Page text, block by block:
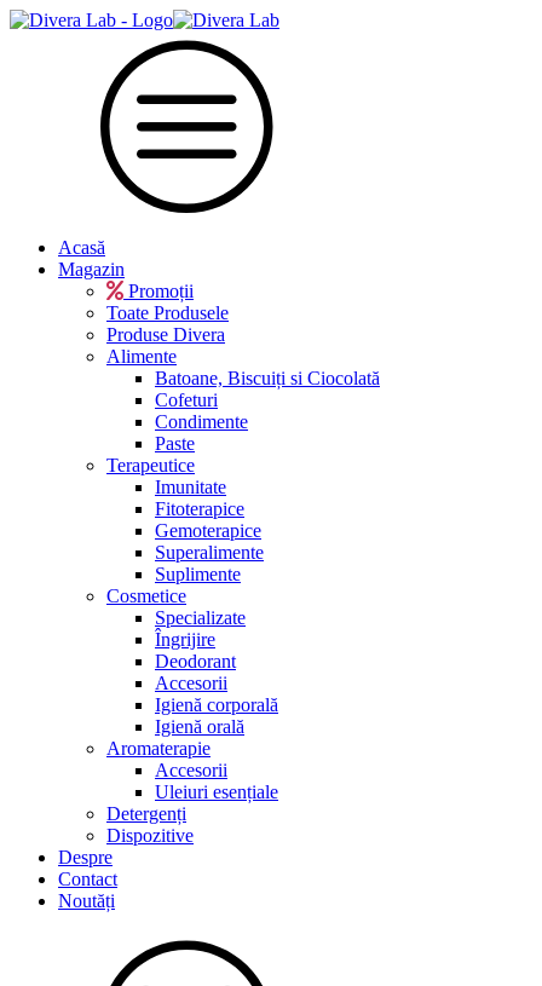
Acasă
Magazin
Promoții
Toate Produsele
Produse Divera
Alimente
Batoane, Biscuiți si Ciocolată
Cofeturi
Condimente
Paste
Terapeutice
Imunitate
Fitoterapice
Gemoterapice
Superalimente
Suplimente
Cosmetice
Specializate
Îngrijire
Deodorant
Accesorii
Igienă corporală
Igienă orală
Aromaterapie
Accesorii
Uleiuri esențiale
Detergenți
Dispozitive
Despre
Contact
Noutăți